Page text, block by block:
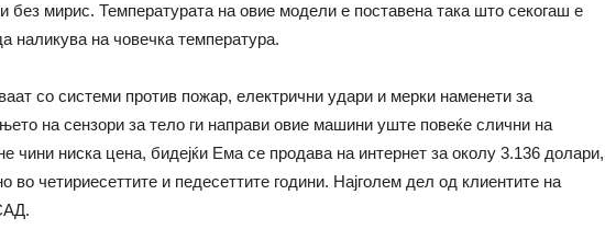
мирис. Температурата на овие модели е поставена така што секогаш е
наликува на човечка температура.
со системи против пожар, електрични удари и мерки наменети за
на сензори за тело ги направи овие машини уште повеќе слични на
чини ниска цена, бидејќи Ема се продава на интернет за околу 3.136 долари,
во четириесеттите и педесеттите години. Најголем дел од клиентите на